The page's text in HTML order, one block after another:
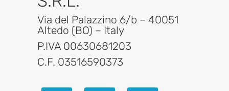
Via del Palazzino 6/b – 40051
Altedo (BO) – Italy
P.IVA 00630681203
C.F. 03516590373